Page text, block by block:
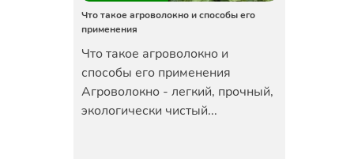
Что такое агроволокно и способы его
применения
Что такое агроволокно и
способы его применения
Агроволокно - легкий, прочный,
экологически чистый...